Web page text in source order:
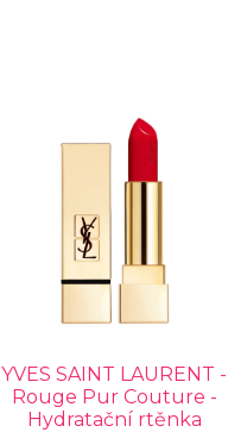
YVES SAINT LAURENT -
Rouge Pur Couture -
Hydratační rtěnka